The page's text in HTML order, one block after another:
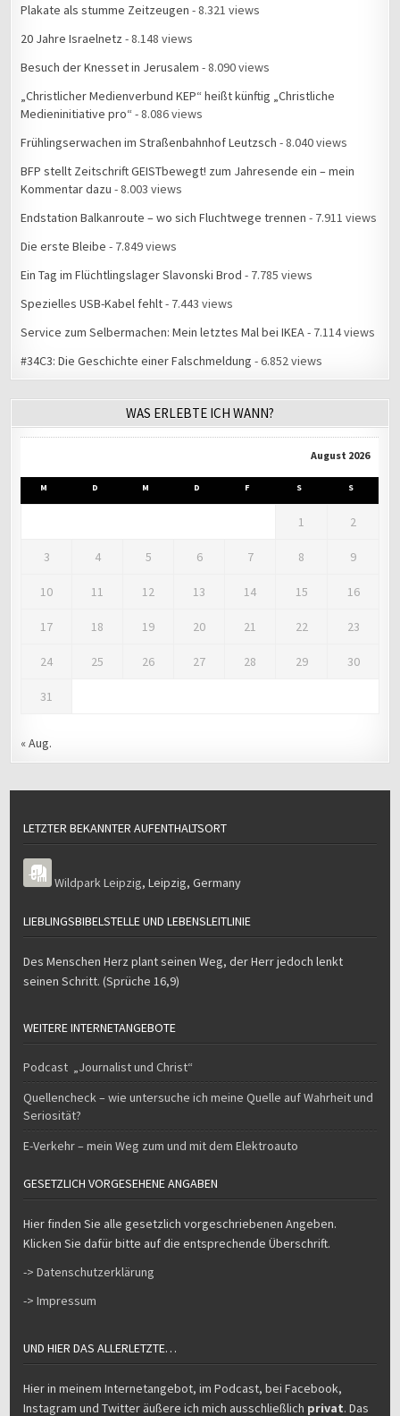
Plakate als stumme Zeitzeugen - 8.321 views
20 Jahre Israelnetz - 8.148 views
Besuch der Knesset in Jerusalem - 8.090 views
„Christlicher Medienverbund KEP“ heißt künftig „Christliche
Medieninitiative pro“ - 8.086 views
Frühlingserwachen im Straßenbahnhof Leutzsch - 8.040 views
BFP stellt Zeitschrift GEISTbewegt! zum Jahresende ein – mein
Kommentar dazu - 8.003 views
Endstation Balkanroute – wo sich Fluchtwege trennen - 7.911 views
Die erste Bleibe - 7.849 views
Ein Tag im Flüchtlingslager Slavonski Brod - 7.785 views
Spezielles USB-Kabel fehlt- 7.443 views
Service zum Selbermachen: Mein letztes Mal bei IKEA - 7.114 views
#34C3: Die Geschichte einer Falschmeldung - 6.852 views
WAS ERLEBTE ICH WANN?
August 2026
M D M D F S S
1 2
3 4 5 6 7 8 9
10 11 12 13 14 15 16
17 18 19 20 21 22 23
24 25 26 27 28 29 30
31
« Aug.
LETZTER BEKANNTER AUFENTHALTSORT
Wildpark Leipzig,Leipzig,Germany
LIEBLINGSBIBELSTELLE UND LEBENSLEITLINIE
Des Menschen Herz plant seinen Weg, der Herr jedoch lenkt
seinen Schritt. (Sprüche 16,9)
WEITERE INTERNETANGEBOTE
Podcast „Journalist und Christ“
Quellencheck – wie untersuche ich meine Quelle auf Wahrheit und
Seriosität?
E-Verkehr – mein Weg zum und mit dem Elektroauto
GESETZLICH VORGESEHENE ANGABEN
Hier finden Sie alle gesetzlich vorgeschriebenen Angeben.
Klicken Sie dafür bitte auf die entsprechende Überschrift.
-> Datenschutzerklärung
-> Impressum
UND HIER DAS ALLERLETZTE…
Hier in meinem Internetangebot, im Podcast, bei Facebook,
Instagram und Twitter äußere ich mich ausschließlich privat. Das